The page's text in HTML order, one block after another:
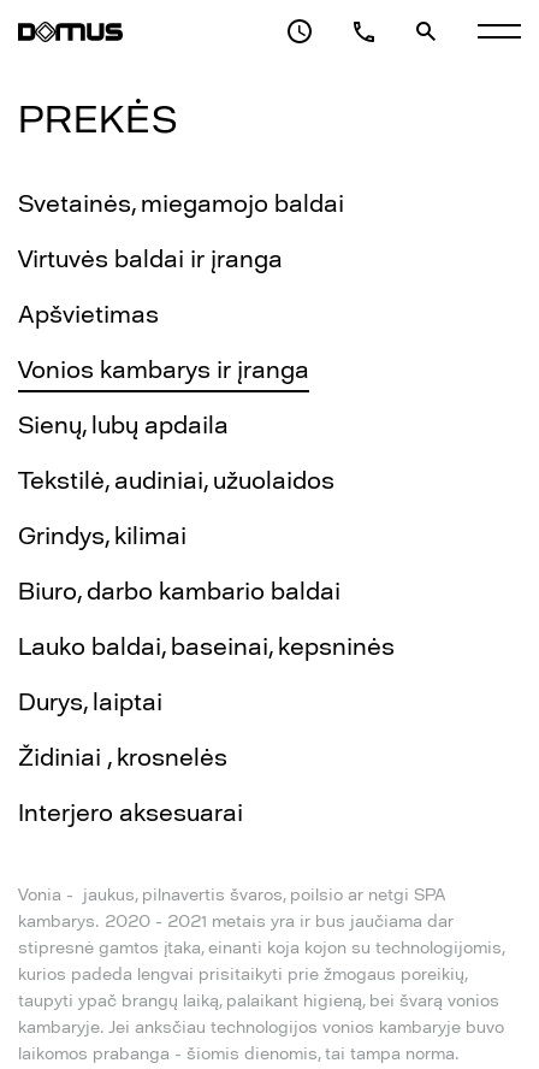
PREKĖS
Svetainės, miegamojo baldai
Virtuvės baldai ir įranga
Apšvietimas
Vonios kambarys ir įranga
Sienų, lubų apdaila
Tekstilė, audiniai, užuolaidos
Grindys, kilimai
Biuro, darbo kambario baldai
Lauko baldai, baseinai, kepsninės
Durys, laiptai
Židiniai , krosnelės
Interjero aksesuarai
Vonia - jaukus, pilnavertis švaros, poilsio ar netgi SPA
kambarys. 2020 - 2021 metais yra ir bus jaučiama dar
stipresnė gamtos įtaka, einanti koja kojon su technologijomis,
kurios padeda lengvai prisitaikyti prie žmogaus poreikių,
taupyti ypač brangų laiką, palaikant higieną, bei švarą vonios
kambaryje. Jei anksčiau technologijos vonios kambaryje buvo
laikomos prabanga - šiomis dienomis, tai tampa norma.